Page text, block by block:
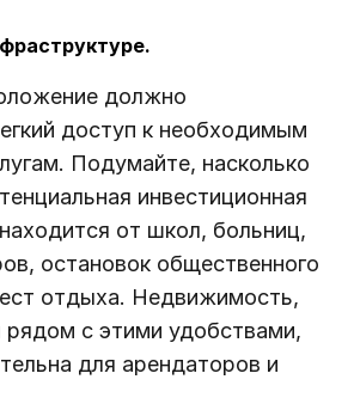
должно
доступ к необходимым
Подумайте, насколько
инвестиционная
от школ, больниц,
остановок общественного
отдыха. Недвижимость,
рядом с этими удобствами,
для арендаторов и